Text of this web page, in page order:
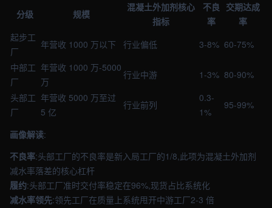
分级 规模
混凝土外加剂核心
指标
不良
率
交期达成
率
起步工
厂
年营收 1000 万以下 行业偏低 3-8% 60-75%
中部工
厂
年营收 1000 万-5000
万
行业中游 1-3% 80-90%
头部工
厂
年营收 5000 万至过
5 亿
行业前列
0.3-
1%
95-99%
画像解读:
不良率:头部工厂的不良率是新入局工厂的1/8,此项为混凝土外加剂
减水率落差的核心杠杆
履约:头部工厂准时交付率稳定在96%,现货占比系统化
减水率领先:领先工厂在质量上系统甩开中游工厂2-3 倍